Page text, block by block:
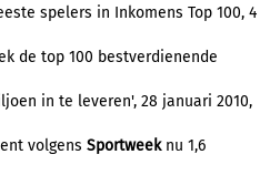
spelers in Inkomens Top 100, 4
de top 100 bestverdienende
in te leveren', 28 januari 2010,
volgens Sportweeknu 1,6